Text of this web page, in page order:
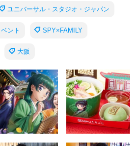
ユニバーサル・スタジオ・ジャパン
ント SPY×FAMILY
大阪